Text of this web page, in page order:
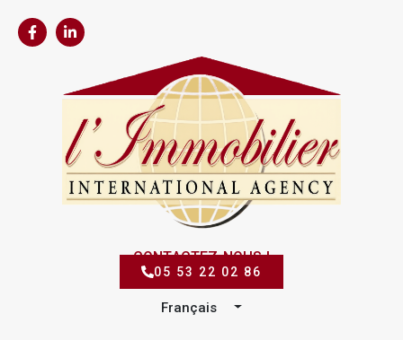
CONTACTEZ-NOUS !
05 53 22 02 86
Français